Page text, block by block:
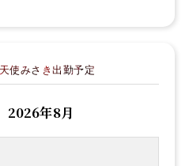
天使みさき出勤予定
2026年8月